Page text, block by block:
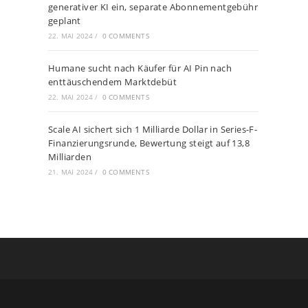
generativer KI ein, separate Abonnementgebühr
geplant
22. MAI 2024 / 0 COMMENTS
Humane sucht nach Käufer für AI Pin nach
enttäuschendem Marktdebüt
22. MAI 2024 / 0 COMMENTS
Scale AI sichert sich 1 Milliarde Dollar in Series-F-
Finanzierungsrunde, Bewertung steigt auf 13,8
Milliarden
21. MAI 2024 / 0 COMMENTS